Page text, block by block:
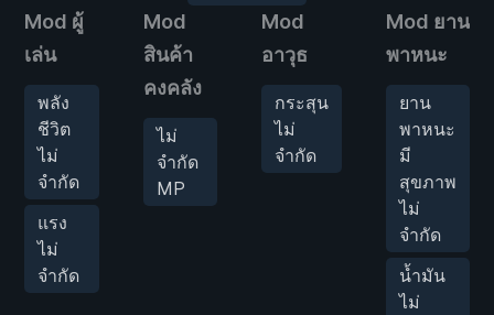
Mod ผู้
เล่น
พลัง
ชีวิต
ไม่
จำกัด
แรง
ไม่
จำกัด
Mod
สินค้า
คงคลัง
ไม่
จำกัด
MP
Mod
อาวุธ
กระสุน
ไม่
จำกัด
Mod ยาน
พาหนะ
ยาน
พาหนะ
มี
สุขภาพ
ไม่
จำกัด
น้ำมัน
ไม่